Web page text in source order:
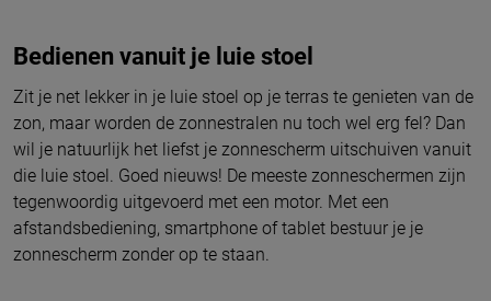
Bedienen vanuit je luie stoel
Zit je net lekker in je luie stoel op je terras te genieten van de
zon, maar worden de zonnestralen nu toch wel erg fel? Dan
wil je natuurlijk het liefst je zonnescherm uitschuiven vanuit
die luie stoel. Goed nieuws! De meeste zonneschermen zijn
tegenwoordig uitgevoerd met een motor. Met een
afstandsbediening, smartphone of tablet bestuur je je
zonnescherm zonder op te staan.